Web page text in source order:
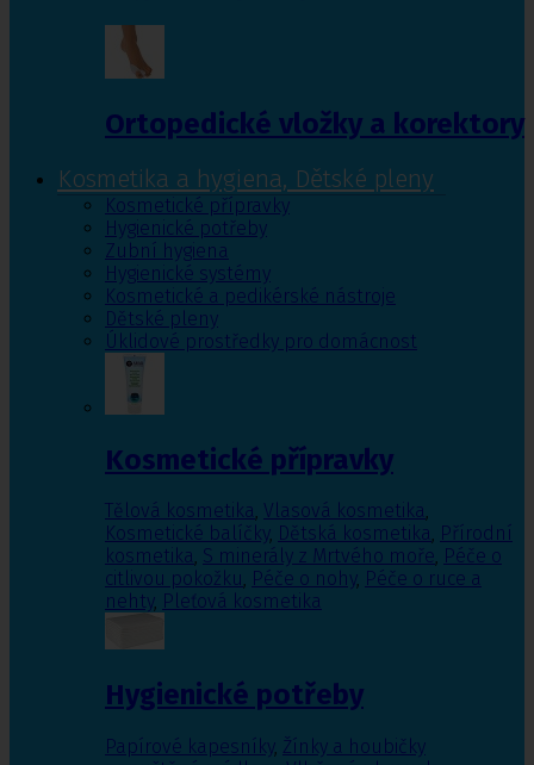
Ortopedické vložky a korektory
Kosmetika a hygiena, Dětské pleny
Kosmetické přípravky
Hygienické potřeby
Zubní hygiena
Hygienické systémy
Kosmetické a pedikérské nástroje
Dětské pleny
Úklidové prostředky pro domácnost
Kosmetické přípravky
Tělová kosmetika, Vlasová kosmetika,
Kosmetické balíčky, Dětská kosmetika, Přírodní
kosmetika, S minerály z Mrtvého moře, Péče o
citlivou pokožku, Péče o nohy, Péče o ruce a
nehty, Pleťová kosmetika
Hygienické potřeby
Papírové kapesníky, Žínky a houbičky